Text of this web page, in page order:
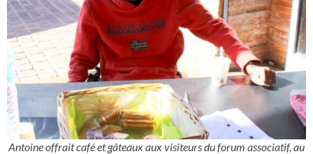
Antoine offrait café et gâteaux aux visiteurs du forum associatif, au